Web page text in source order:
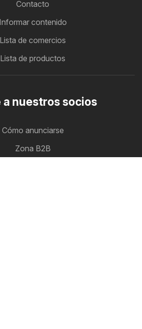
Contacto
Informar contenido
Lista de comercios
Lista de productos
a nuestros socios
Cómo anunciarse
Zona B2B